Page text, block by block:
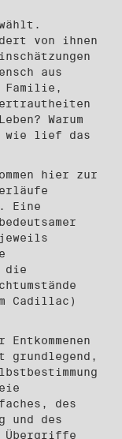
von ihnen
aus
Familie,
Warum
wie lief das
hier zur
Eine
die
Cadillac)
des
und des
Übergriffe